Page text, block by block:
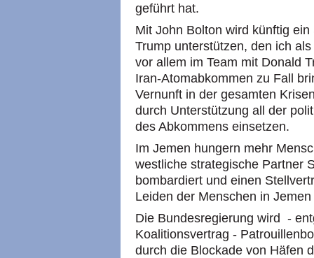
geführt hat.
Mit John Bolton wird künftig
Trump unterstützen, den ich
vor allem im Team mit Donald
Iran-Atomabkommen zu Fall
Vernunft in der gesamten
durch Unterstützung all der
des Abkommens einsetzen.
Im Jemen hungern mehr
westliche strategische Partner
bombardiert und einen
Leiden der Menschen in
Die Bundesregierung wird -
Koalitionsvertrag -
durch die Blockade von Häfen